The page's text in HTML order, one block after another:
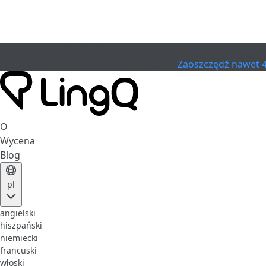
Zaoszczędź nawet
O
Wycena
Blog
pl
angielski
hiszpański
niemiecki
francuski
włoski